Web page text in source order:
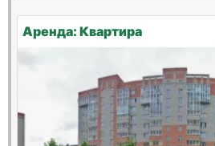
Аренда: Квартира